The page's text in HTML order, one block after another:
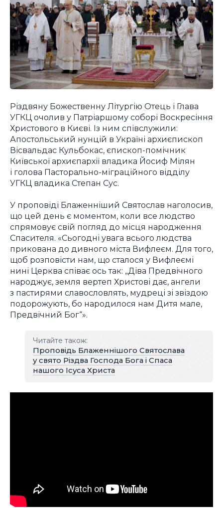
Різдвяну Божественну Літургію Отець і Глава
УГКЦ очолив у Патріаршому соборі Воскресіння
Христового в Києві. Із ним співслужили:
Апостольський нунцій в Україні архиєпископ
Вісвальдас Кульбокас, єпископ-помічник
Київської архиєпархії владика Йосиф Мілян
і голова Пасторально-міграційного відділу
УГКЦ владика Степан Сус.
У проповіді Блаженніший Святослав наголосив,
що цей день є моментом, коли все людство
спрямовує свій погляд до місця народження
Спасителя. «Сьогодні увага всього людства
прикована до дивного міста Вифлеєм. Для того,
щоб розповісти нам, що сталося у Вифлеємі
нині Церква співає ось так: „Діва Предвічного
народжує, земля вертеп Христові дає, ангели
з пастирями славословлять, мудреці зі звіздою
подорожують, бо народилося нам Дитя мале,
Предвічний Бог“».
Читайте також:
Проповідь Блаженнішого Святослава
у свято Різдва Господа Бога і Спаса
нашого Ісуса Христа